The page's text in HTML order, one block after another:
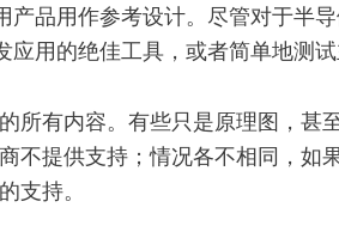
产品用作参考设计。尽管对于半
用的绝佳工具，或者简单地测试
所有内容。有些只是原理图，甚
不提供支持；情况各不相同，如
支持。